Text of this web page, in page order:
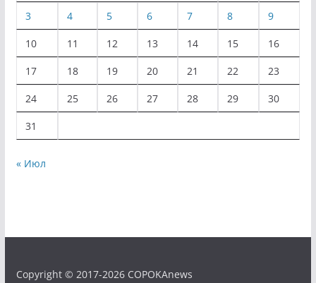
3 4 5 6 7 8 9
10 11 12 13 14 15 16
17 18 19 20 21 22 23
24 25 26 27 28 29 30
31
« Июл
Copyright © 2017-2026 COPOKAnews